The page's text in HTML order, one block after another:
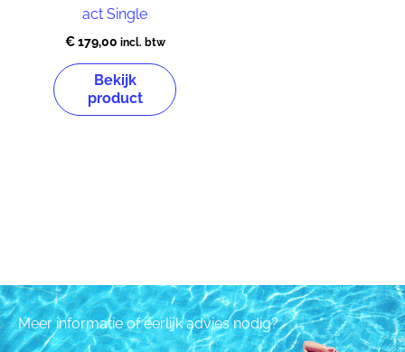
act Single
€179,00 incl. btw
Bekijk
product
Meer informatie of eerlijk advies nodig?